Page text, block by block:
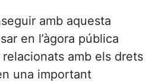
amb aquesta
en l’àgora pública
amb els drets
una important